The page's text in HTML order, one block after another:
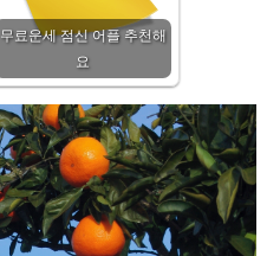
무료운세 점신 어플 추천해
요